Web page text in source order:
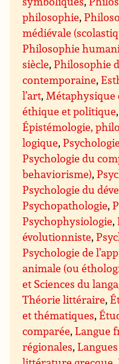
philosophie,
médiévale
Philosophie
siècle,Philosophie
contemporaine,
l’art, Métaphysique
éthique et politique,
Épistémologie,
logique,Psychologie
Psychologie du
behaviorisme),
Psychologie du
Psychopathologie,
Psychophysiologie,
évolutionniste,
Psychologie de
animale (ou
et Sciences du
Théorie littéraire,
et thématiques,
comparée,Langue
régionales,